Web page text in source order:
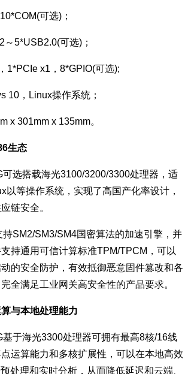
可选)；
5*USB2.0(可选)；
x1，8*GPIO(可选);
，Linux操作系统；
301mm x 135mm。
生态
搭载海光3100/3200/3300处理器，适
以等操作系统，实现了高国产化率设计，
链安全。
SM3/SM4国密算法的加速引擎，并
持通用可信计算标准TPM/TPCM，可以
的安全防护，有效抵御恶意固件篡改和各
全满足工业网关高安全性的产品要求。
与本地处理能力
海光3300处理器可拥有最高8核/16线
运算能力和多核扩展性，可以在本地高效
处理和实时分析，从而降低延迟和云端、